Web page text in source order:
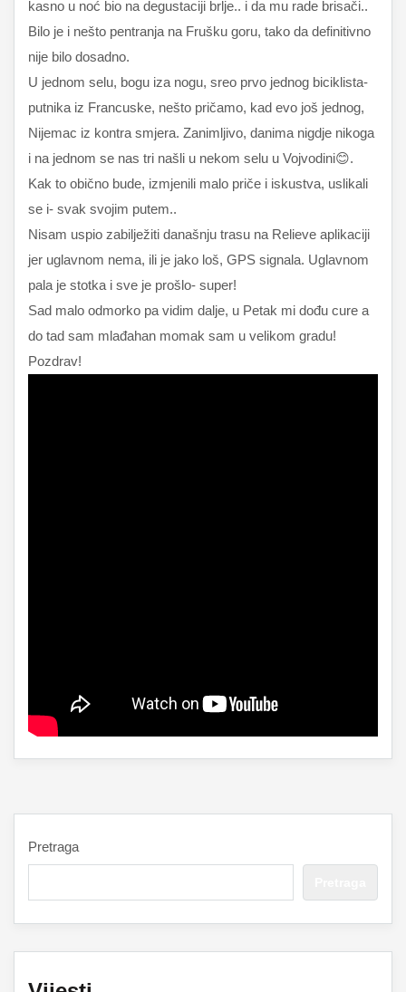
kasno u noć bio na degustaciji brlje.. i da mu rade brisači..
Bilo je i nešto pentranja na Frušku goru, tako da definitivno
nije bilo dosadno.
U jednom selu, bogu iza nogu, sreo prvo jednog biciklista-
putnika iz Francuske, nešto pričamo, kad evo još jednog,
Nijemac iz kontra smjera. Zanimljivo, danima nigdje nikoga
i na jednom se nas tri našli u nekom selu u Vojvodini😊.
Kak to obično bude, izmjenili malo priče i iskustva, uslikali
se i- svak svojim putem..
Nisam uspio zabilježiti današnju trasu na Relieve aplikaciji
jer uglavnom nema, ili je jako loš, GPS signala. Uglavnom
pala je stotka i sve je prošlo- super!
Sad malo odmorko pa vidim dalje, u Petak mi dođu cure a
do tad sam mlađahan momak sam u velikom gradu!
Pozdrav!
Pretraga